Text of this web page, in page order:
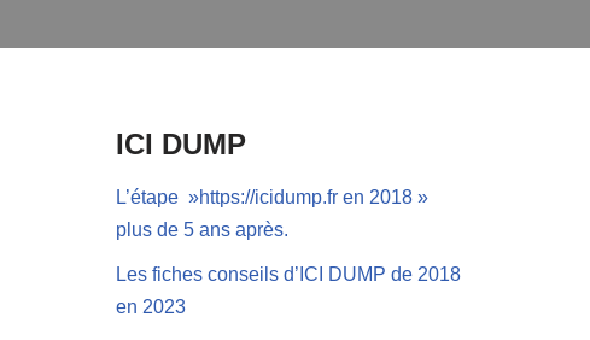
ICI DUMP
L’étape »https://icidump.fr en 2018 »
plus de 5 ans après.
Les fiches conseils d’ICI DUMP de 2018
en 2023